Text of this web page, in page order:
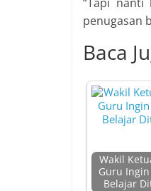
penugasan
Baca
Wakil
Guru
Belajar